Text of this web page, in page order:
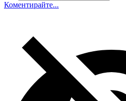
Коментирайте...